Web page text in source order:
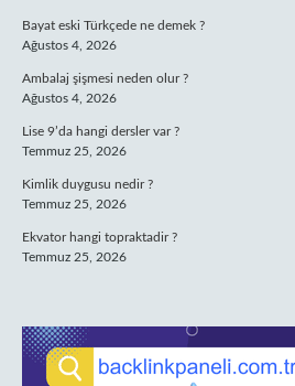
Bayat eski Türkçede ne demek ?
Ağustos 4, 2026
Ambalaj şişmesi neden olur ?
Ağustos 4, 2026
Lise 9’da hangi dersler var ?
Temmuz 25, 2026
Kimlik duygusu nedir ?
Temmuz 25, 2026
Ekvator hangi topraktadir ?
Temmuz 25, 2026